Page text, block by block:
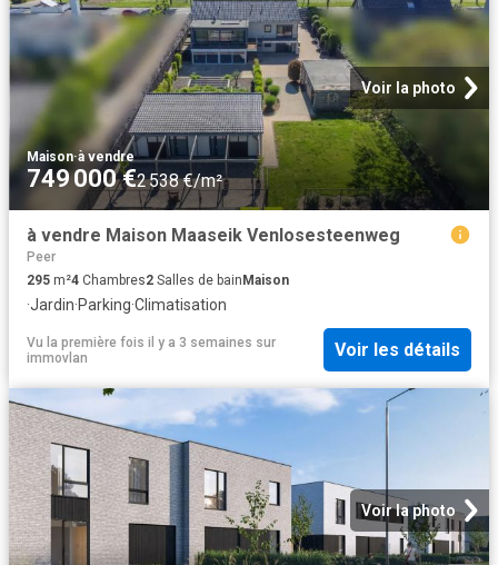
Voir la photo
Maison·à vendre
749 000 €2 538 €/m²
à vendre Maison Maaseik Venlosesteenweg
Peer
295 m²4 Chambres2 Salles de bain Maison
·Jardin·Parking·Climatisation
Vu la première fois il y a 3 semaines sur
immovlan
Voir les détails
Voir la photo